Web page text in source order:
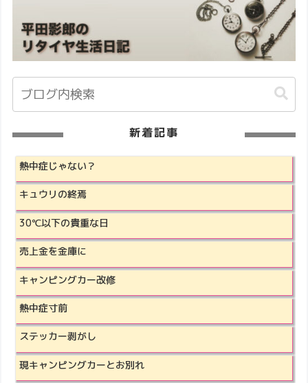
新着記事
熱中症じゃない？
キュウリの終焉
30℃以下の貴重な日
売上金を金庫に
キャンピングカー改修
熱中症寸前
ステッカー剥がし
現キャンピングカーとお別れ